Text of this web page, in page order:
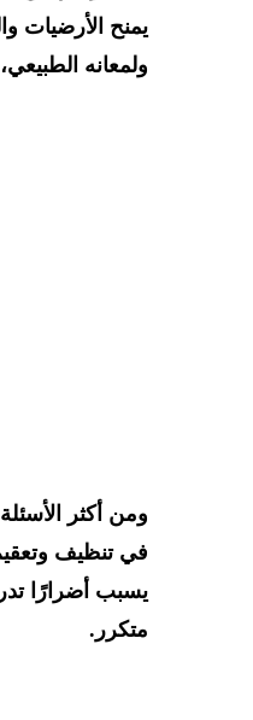
يمنح الأرضيات
ولمعانه
ومن أكثر
في تنظيف
يسبب أضرارًا
متكرر.